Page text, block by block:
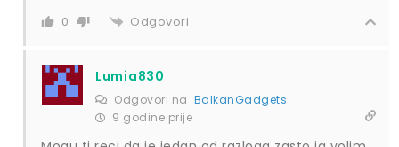
0 Odgovori
Lumia830
Odgovori na BalkanGadgets
9 godine prije